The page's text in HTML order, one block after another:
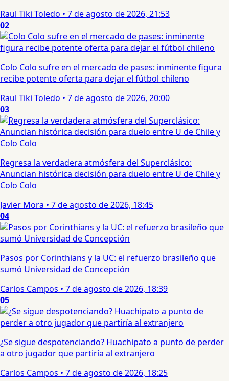
Raul Tiki Toledo • 7 de agosto de 2026, 21:53
02
Colo Colo sufre en el mercado de pases: inminente figura
recibe potente oferta para dejar el fútbol chileno
Raul Tiki Toledo • 7 de agosto de 2026, 20:00
03
Regresa la verdadera atmósfera del Superclásico:
Anuncian histórica decisión para duelo entre U de Chile y
Colo Colo
Javier Mora • 7 de agosto de 2026, 18:45
04
Pasos por Corinthians y la UC: el refuerzo brasileño que
sumó Universidad de Concepción
Carlos Campos • 7 de agosto de 2026, 18:39
05
¿Se sigue despotenciando? Huachipato a punto de perder
a otro jugador que partiría al extranjero
Carlos Campos • 7 de agosto de 2026, 18:25